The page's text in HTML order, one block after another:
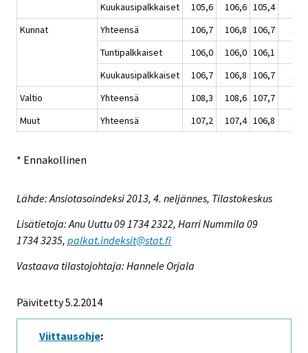
Kuukausipalkkaiset
105,6 106,6 105,4
Kunnat
Yhteensä 106,7 106,8 106,7
Tuntipalkkaiset
106,0 106,0 106,1
Kuukausipalkkaiset
106,7 106,8 106,7
Valtio
Yhteensä 108,3 108,6 107,7
Muut
Yhteensä 107,2 107,4 106,8
* Ennakollinen
Lähde: Ansiotasoindeksi 2013, 4. neljännes, Tilastokeskus
Lisätietoja: Anu Uuttu 09 1734 2322, Harri Nummila 09
1734 3235, palkat.indeksit@stat.fi
Vastaava tilastojohtaja: Hannele Orjala
Päivitetty 5.2.2014
Viittausohje: